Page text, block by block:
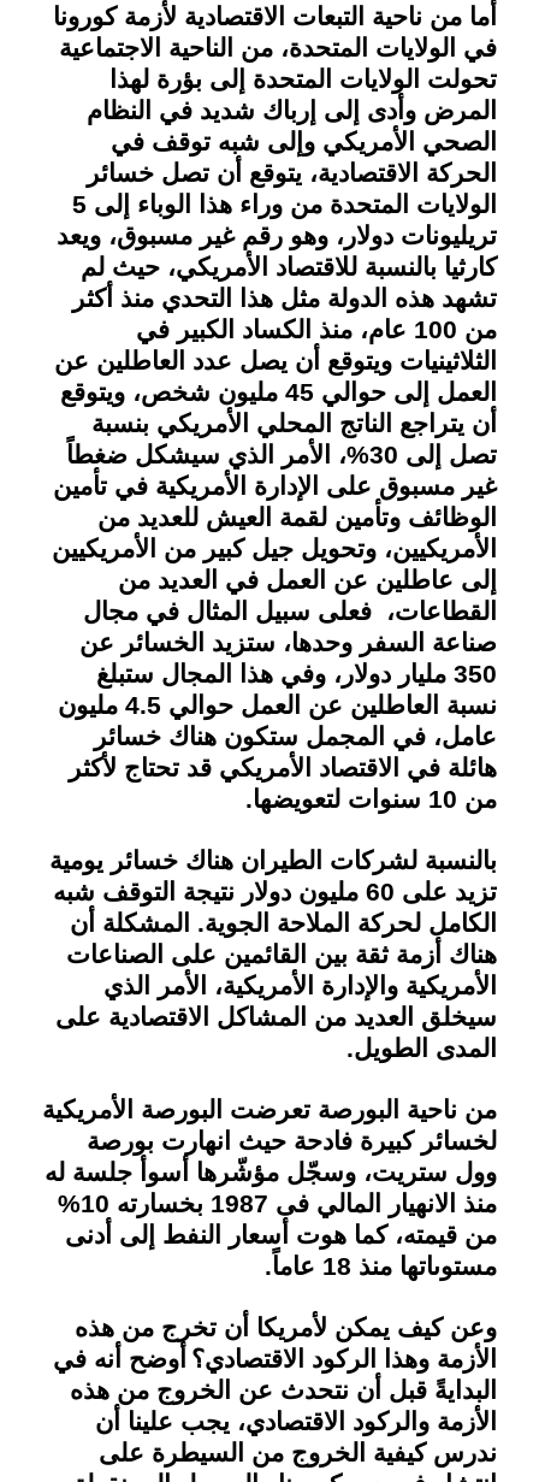
أما من ناحية التبعات الاقتصادية لأزمة كورونا
في الولايات المتحدة، من الناحية الاجتماعية
تحولت الولايات المتحدة إلى بؤرة لهذا
المرض وأدى إلى إرباك شديد في النظام
الصحي الأمريكي وإلى شبه توقف في
الحركة الاقتصادية، يتوقع أن تصل خسائر
الولايات المتحدة من وراء هذا الوباء إلى 5
تريليونات دولار، وهو رقم غير مسبوق، ويعد
كارثيا بالنسبة للاقتصاد الأمريكي، حيث لم
تشهد هذه الدولة مثل هذا التحدي منذ أكثر
من 100 عام، منذ الكساد الكبير في
الثلاثينيات ويتوقع أن يصل عدد العاطلين عن
العمل إلى حوالي 45 مليون شخص، ويتوقع
أن يتراجع الناتج المحلي الأمريكي بنسبة
تصل إلى 30%، الأمر الذي سيشكل ضغطاً
غير مسبوق على الإدارة الأمريكية في تأمين
الوظائف وتأمين لقمة العيش للعديد من
الأمريكيين، وتحويل جيل كبير من الأمريكيين
إلى عاطلين عن العمل في العديد من
القطاعات، فعلى سبيل المثال في مجال
صناعة السفر وحدها، ستزيد الخسائر عن
350 مليار دولار، وفي هذا المجال ستبلغ
نسبة العاطلين عن العمل حوالي 4.5 مليون
عامل، في المجمل ستكون هناك خسائر
هائلة في الاقتصاد الأمريكي قد تحتاج لأكثر
من 10 سنوات لتعويضها
.
بالنسبة لشركات الطيران هناك خسائر يومية
تزيد على 60 مليون دولار نتيجة التوقف شبه
الكامل لحركة الملاحة الجوية. المشكلة أن
هناك أزمة ثقة بين القائمين على الصناعات
الأمريكية والإدارة الأمريكية، الأمر الذي
سيخلق العديد من المشاكل الاقتصادية على
المدى الطويل.
من ناحية البورصة تعرضت البورصة الأمريكية
لخسائر كبيرة فادحة حيث انهارت بورصة
وول ستريت، وسجّل مؤشّرها أسوأ جلسة له
منذ الانهيار المالي فى 1987 بخسارته 10%
من قيمته، كما هوت أسعار النفط إلى أدنى
مستوىاتها منذ 18 عاماً
.
وعن كيف يمكن لأمريكا أن تخرج من هذه
الأزمة وهذا الركود الاقتصادي؟ أوضح أنه في
البدايةً قبل أن نتحدث عن الخروج من هذه
الأزمة والركود الاقتصادي، يجب علينا أن
ندرس كيفية الخروج من السيطرة على